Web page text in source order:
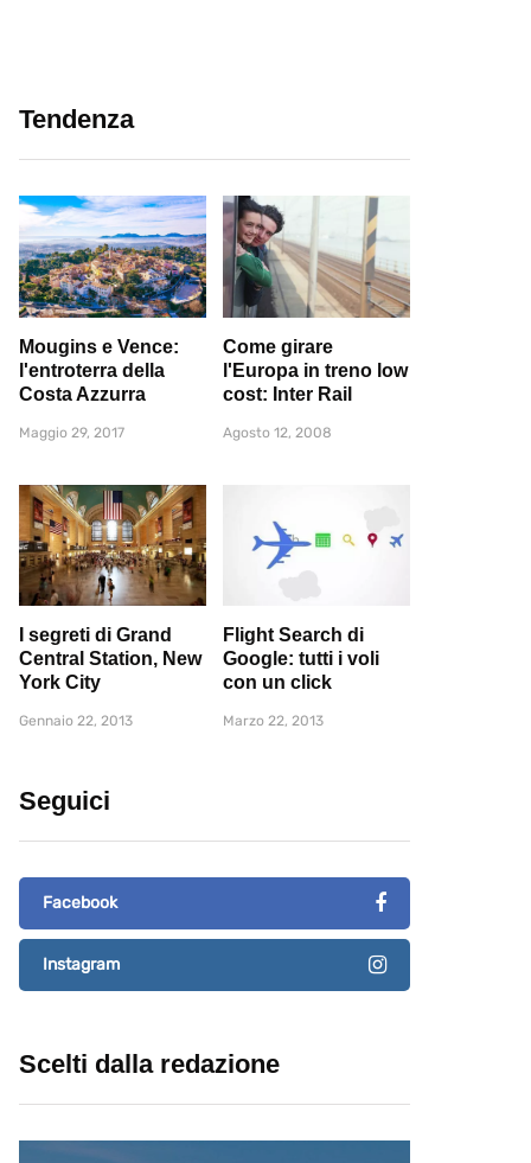
Tendenza
Mougins e Vence:
l'entroterra della
Costa Azzurra
Maggio 29, 2017
Come girare
l'Europa in treno low
cost: Inter Rail
Agosto 12, 2008
I segreti di Grand
Central Station, New
York City
Gennaio 22, 2013
Flight Search di
Google: tutti i voli
con un click
Marzo 22, 2013
Seguici
Facebook
Instagram
Scelti dalla redazione